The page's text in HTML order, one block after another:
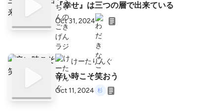
『幸せ』は三つの層で出来ている
Oct 31, 2024
けーたりんぐ
辛い時こそ笑おう
Oct 11, 2024